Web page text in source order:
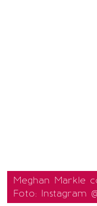
Meghan Markle
Foto: Instagram